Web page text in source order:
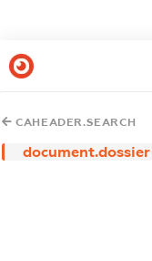
CAHEADER.SEARCH
document.dossier